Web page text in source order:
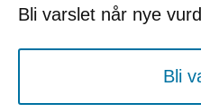
Bli varslet når nye
Bli